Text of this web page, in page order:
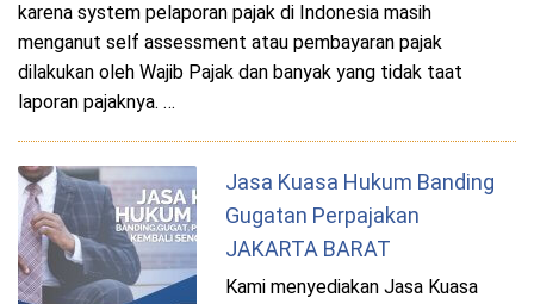
karena system pelaporan pajak di Indonesia masih
menganut self assessment atau pembayaran pajak
dilakukan oleh Wajib Pajak dan banyak yang tidak taat
laporan pajaknya. …
Jasa Kuasa Hukum Banding
Gugatan Perpajakan
JAKARTA BARAT
Kami menyediakan Jasa Kuasa